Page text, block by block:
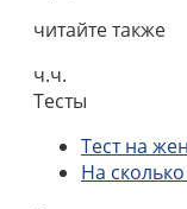
читайте также
ч.ч.
Тесты
Тест на
На